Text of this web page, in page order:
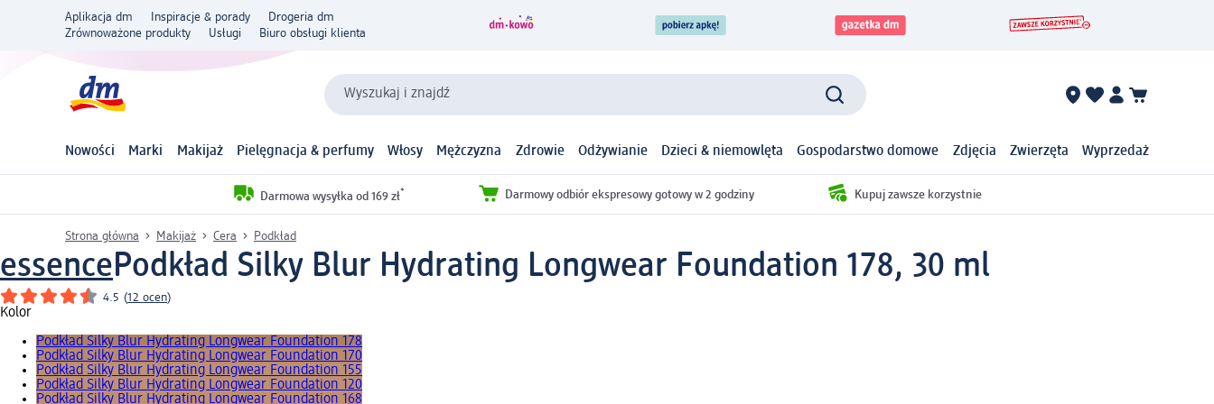
Aplikacja dm Inspiracje & porady
Drogeria dm
Zrównoważone produkty
Usługi Biuro obsługi klienta
Wyszukaj i znajdź
Nowości Marki Makijaż Pielęgnacja & perfumy Włosy Mężczyzna Zdrowie Odżywianie Dzieci & niemowlęta Gospodarstwo domowe Zdjęcia Zwierzęta Wyprzedaż
Darmowa wysyłka od 169 zł* Darmowy odbiór ekspresowy gotowy w 2 godziny Kupuj zawsze korzystnie
Strona główna Makijaż Cera Podkład
essencePodkład Silky Blur Hydrating Longwear Foundation 178, 30 ml
4.5 (12 ocen)
Kolor
Podkład Silky Blur Hydrating Longwear Foundation 178
Podkład Silky Blur Hydrating Longwear Foundation 170
Podkład Silky Blur Hydrating Longwear Foundation 155
Podkład Silky Blur Hydrating Longwear Foundation 120
Podkład Silky Blur Hydrating Longwear Foundation 168